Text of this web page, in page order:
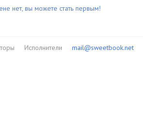
нет, вы можете стать первым!
Исполнители mail@sweetbook.net